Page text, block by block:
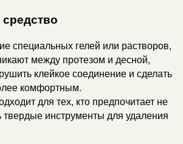
специальных гелей или растворов,
между протезом и десной,
клейкое соединение и сделать
комфортным.
для тех, кто предпочитает не
твердые инструменты для удаления